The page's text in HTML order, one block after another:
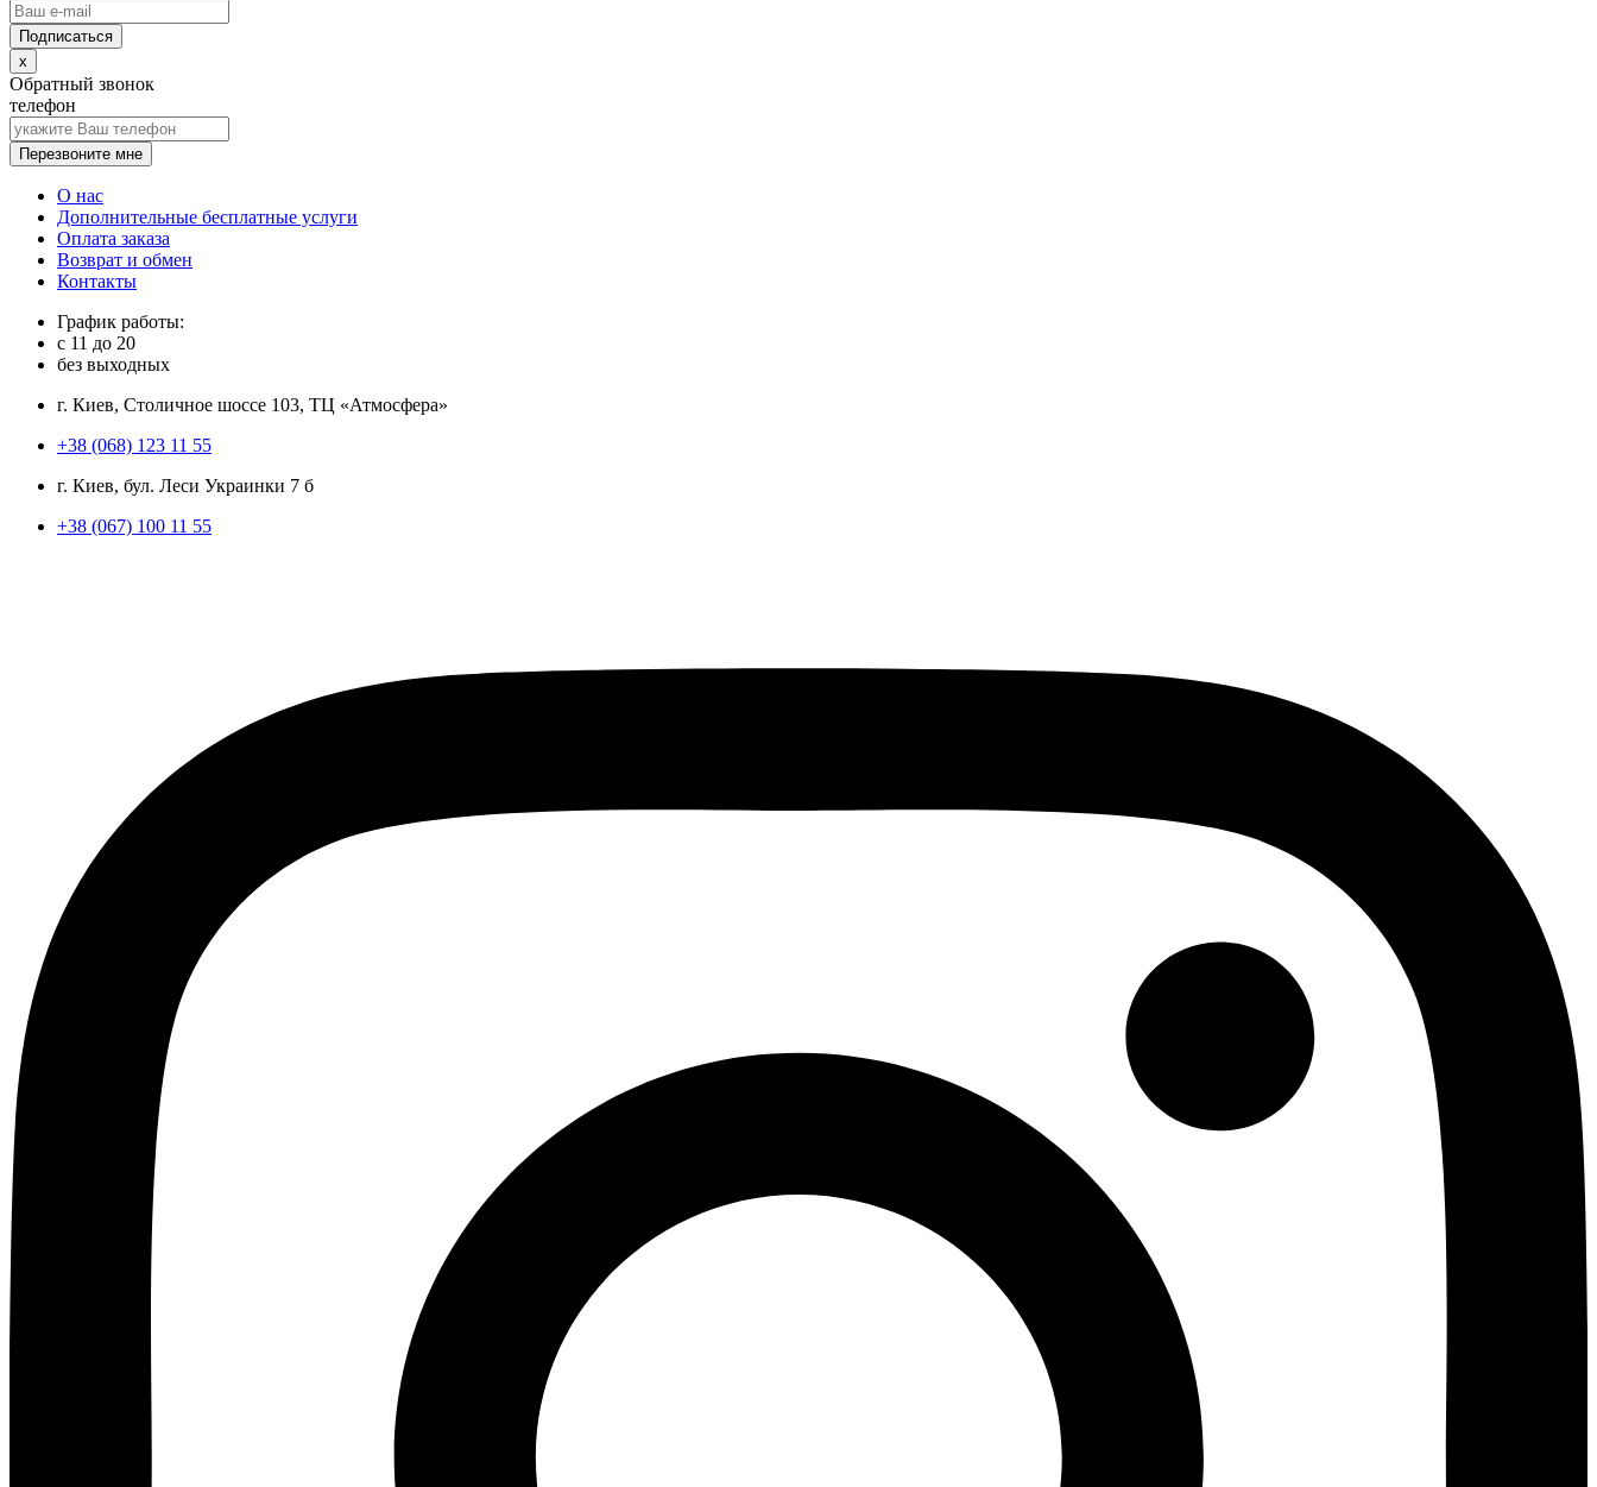
x
Обратный звонок
телефон
Перезвоните мне
О нас
Дополнительные бесплатные услуги
Оплата заказа
Возврат и обмен
Контакты
График работы:
с 11 до 20
без выходных
г. Киев, Столичное шоссе 103, ТЦ «Атмосфера»
+38 (068) 123 11 55
г. Киев, бул. Леси Украинки 7 б
+38 (067) 100 11 55